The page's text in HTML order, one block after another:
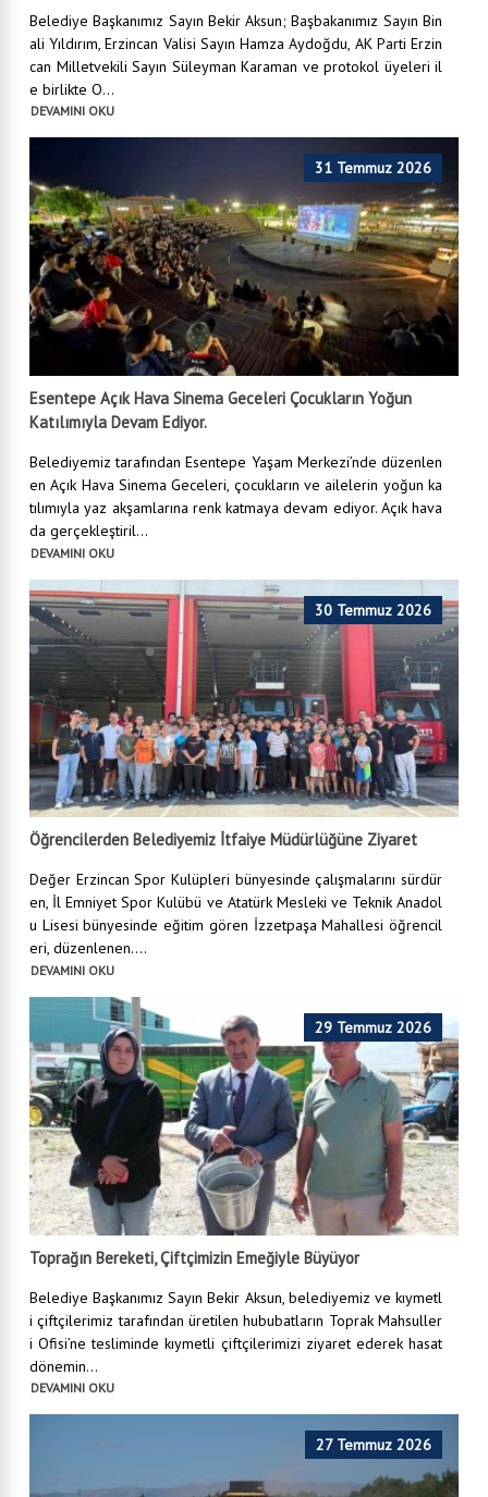
Belediye Başkanımız Sayın Bekir Aksun; Başbakanımız Sayın Bin
ali Yıldırım, Erzincan Valisi Sayın Hamza Aydoğdu, AK Parti Erzin
can Milletvekili Sayın Süleyman Karaman ve protokol üyeleri il
e birlikte O...
DEVAMINI OKU
31 Temmuz 2026
Esentepe Açık Hava Sinema Geceleri Çocukların Yoğun
Katılımıyla Devam Ediyor.
Belediyemiz tarafından Esentepe Yaşam Merkezi’nde düzenlen
en Açık Hava Sinema Geceleri, çocukların ve ailelerin yoğun ka
tılımıyla yaz akşamlarına renk katmaya devam ediyor. Açık hava
da gerçekleştiril...
DEVAMINI OKU
30 Temmuz 2026
Öğrencilerden Belediyemiz İtfaiye Müdürlüğüne Ziyaret
Değer Erzincan Spor Kulüpleri bünyesinde çalışmalarını sürdür
en, İl Emniyet Spor Kulübü ve Atatürk Mesleki ve Teknik Anadol
u Lisesi bünyesinde eğitim gören İzzetpaşa Mahallesi öğrencil
eri, düzenlenen....
DEVAMINI OKU
29 Temmuz 2026
Toprağın Bereketi, Çiftçimizin Emeğiyle Büyüyor
Belediye Başkanımız Sayın Bekir Aksun, belediyemiz ve kıymetl
i çiftçilerimiz tarafından üretilen hububatların Toprak Mahsuller
i Ofisi’ne tesliminde kıymetli çiftçilerimizi ziyaret ederek hasat
dönemin...
DEVAMINI OKU
27 Temmuz 2026